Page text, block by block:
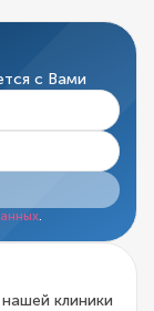
с Вами
.
клиники